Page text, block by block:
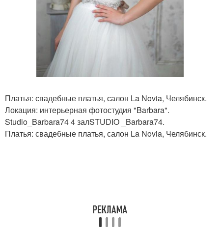
Платья: свадебные платья, салон La Novia, Челябинск.
Локация: интерьерная фотостудия "Barbara".
Studio_Barbara74 4 залSTUDIO _Barbara74.
Платья: свадебные платья, салон La Novia, Челябинск.